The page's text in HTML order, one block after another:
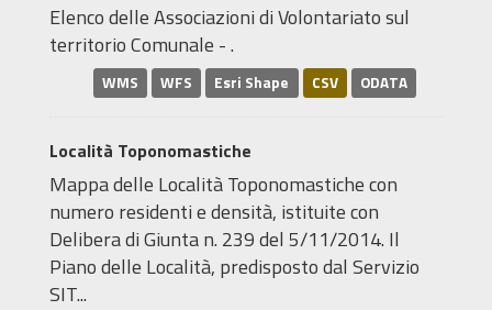
Elenco delle Associazioni di Volontariato sul
territorio Comunale - .
WMS WFS Esri Shape CSV ODATA
Località Toponomastiche
Mappa delle Località Toponomastiche con
numero residenti e densità, istituite con
Delibera di Giunta n. 239 del 5/11/2014. Il
Piano delle Località, predisposto dal Servizio
SIT...